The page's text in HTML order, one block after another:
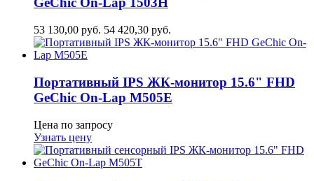
53 130,00 руб. 54 420,30 руб.
Портативный IPS ЖК-монитор 15.6" FHD
GeСhic On-Lap M505E
Цена по запросу
Узнать цену